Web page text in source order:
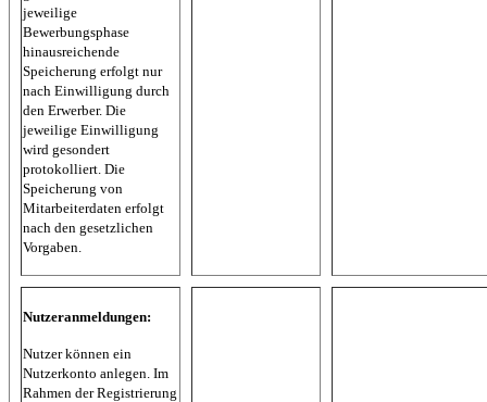
jeweilige
Bewerbungsphase
hinausreichende
Speicherung erfolgt nur
nach Einwilligung durch
den Erwerber. Die
jeweilige Einwilligung
wird gesondert
protokolliert. Die
Speicherung von
Mitarbeiterdaten erfolgt
nach den gesetzlichen
Vorgaben.
Nutzeranmeldungen:
Nutzer können ein
Nutzerkonto anlegen. Im
Rahmen der Registrierung